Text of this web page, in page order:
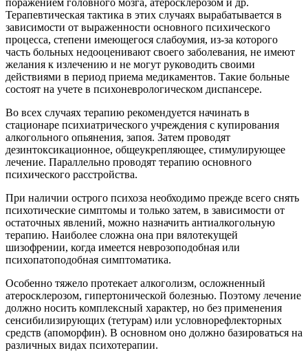
Терапевтическая тактика в этих случаях вырабатывается в
зависимости от выраженности основного психического
процесса, степени имеющегося слабоумия, из-за которого
часть больных недооценивают своего заболевания, не имеют
желания к излечению и не могут руководить своими
действиями в период приема медикаментов. Такие больные
состоят на учете в психоневрологическом диспансере.
Во всех случаях терапию рекомендуется начинать в
стационаре психиатрического учреждения с купирования
алкогольного опьянения, запоя. Затем проводят
дезинтоксикационное, общеукрепляющее, стимулирующее
лечение. Параллельно проводят терапию основного
психического расстройства.
При наличии острого психоза необходимо прежде всего снять
психотические симптомы и только затем, в зависимости от
остаточных явлений, можно назначить антиалкогольную
терапию. Наиболее сложна она при вялотекущей
шизофрении, когда имеется неврозоподобная или
психопатоподобная симптоматика.
Особенно тяжело протекает алкоголизм, осложненный
атеросклерозом, гипертонической болезнью. Поэтому лечение
должно носить комплексный характер, но без применения
сенсибилизирующих (тетурам) или условнорефлекторных
средств (апоморфин). В основном оно должно базироваться на
различных видах психотерапии.